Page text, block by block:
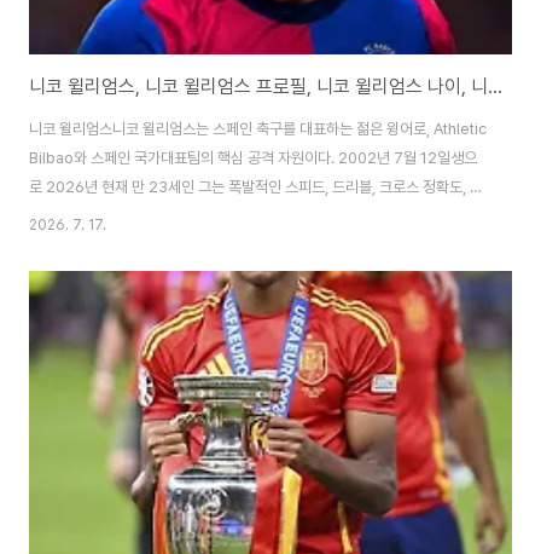
니코 윌리엄스, 니코 윌리엄스 프로필, 니코 윌리엄스 나이, 니코 윌리엄스 부상, 니코 윌리엄스 연봉
니코 윌리엄스니코 윌리엄스는 스페인 축구를 대표하는 젊은 윙어로, Athletic
Bilbao와 스페인 국가대표팀의 핵심 공격 자원이다. 2002년 7월 12일생으
로 2026년 현재 만 23세인 그는 폭발적인 스피드, 드리블, 크로스 정확도, 그
리고 양발 활용 능력을 바탕으로 현대 축구의 이상적인 윙어로 평가받는다.
했고, 2025-2026 시즌 Athletic Bilbao에서 등번호 9번을 달고 라 리가와
유로파리그에서 맹활약을 펼치고 있다. 2026 북중미 월드컵에서는 스페인 대
표팀의 주전 윙어로 출전해 조별리그에서 여러 골과 어시스트를 기록하며 팀의
16강 진출을 이끌었다. Athletic Bilbao 유스 출신으로 구단에..
2026. 7. 17.